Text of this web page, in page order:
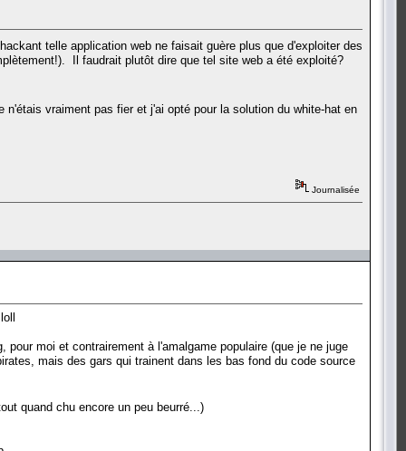
telle application web ne faisait guère plus que d'exploiter des
Il faudrait plutôt dire que tel site web a été exploité?
vraiment pas fier et j'ai opté pour la solution du white-hat en
Journalisée
moi et contrairement à l'amalgame populaire (que je ne juge
mais des gars qui trainent dans les bas fond du code source
quand chu encore un peu beurré...)